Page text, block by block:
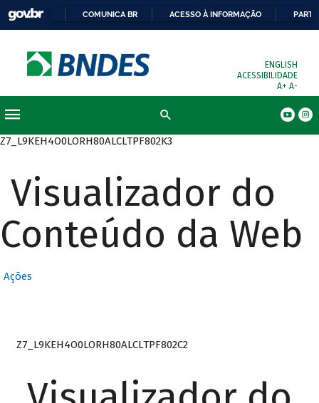
COMUNICA BR ACESSO À INFORMAÇÃO
ENGLISH
ACESSIBILIDADE
A+ A-
Z7_L9KEH4O0LORH80ALCLTPF802K3
Visualizador do
Conteúdo da Web
Ações
Z7_L9KEH4O0LORH80ALCLTPF802C2